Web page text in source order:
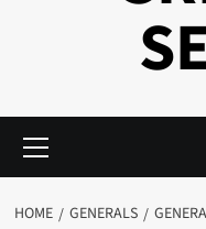
Menu
HOME GENERALS